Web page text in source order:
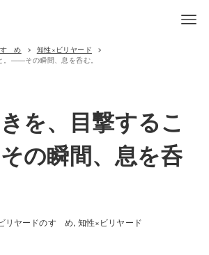
ゝめ
知性×ビリヤード
。——その瞬間、息を呑む。
を、目撃するこ
の瞬間、息を呑
リヤードのすゝめ 知性×ビリヤード